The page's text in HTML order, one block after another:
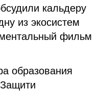
кальдеру
из экосистем
фильм
образования